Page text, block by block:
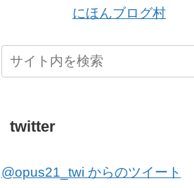
にほんブログ村
twitter
@opus21_twi からのツイート